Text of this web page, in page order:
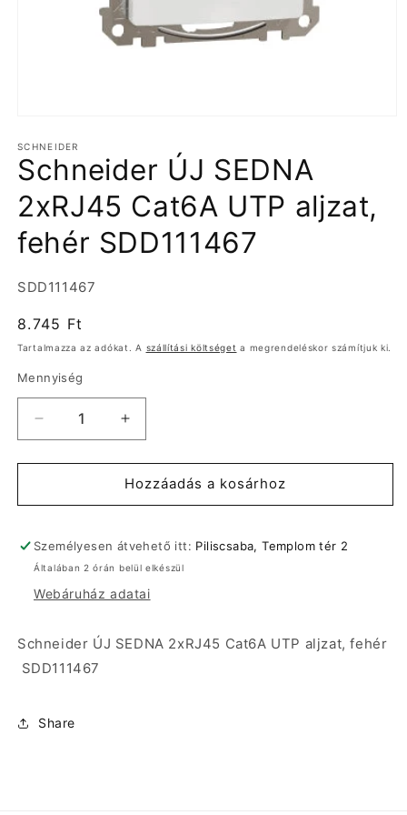
megnyitása
a
modális
SCHNEIDER
Schneider ÚJ SEDNA
2xRJ45 Cat6A UTP aljzat,
fehér SDD111467
Termékváltozat:
SDD111467
Normál
ár
8.745 Ft
Tartalmazza az adókat. A szállítási költséget a megrendeléskor számítjuk ki.
Mennyiség
Schneider
ÚJ
SEDNA
Cat6A
aljzat,
fehér
mennyiségének
Schneider
ÚJ
SEDNA
2xRJ45
Cat6A
aljzat,
fehér
mennyiségének
Hozzáadás a kosárhoz
Személyesen átvehető itt: Piliscsaba, Templom tér 2
Általában 2 órán belül elkészül
Webáruház adatai
Schneider ÚJ SEDNA 2xRJ45 Cat6A UTP aljzat, fehér
SDD111467
Share